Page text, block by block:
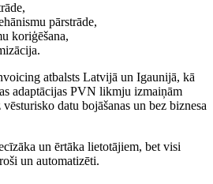
pārstrāde,
koriģēšana,
atbalsts Latvijā un Igaunijā, kā
adaptācijas PVN likmju izmaiņām
datu bojāšanas un bez biznesa
un ērtāka lietotājiem, bet visi
un automatizēti.